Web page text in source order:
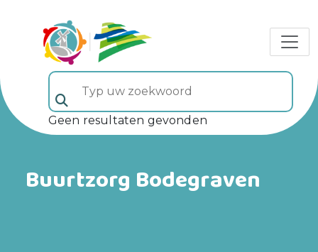
Typ uw zoekwoord (veld 5)
Geen resultaten gevonden
Buurtzorg Bodegraven